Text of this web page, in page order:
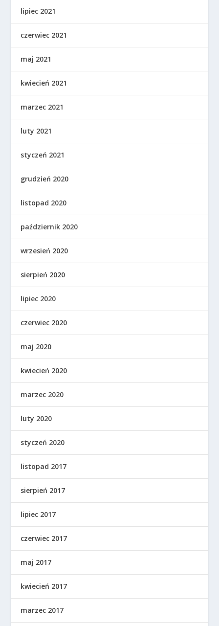
lipiec 2021
czerwiec 2021
maj 2021
kwiecień 2021
marzec 2021
luty 2021
styczeń 2021
grudzień 2020
listopad 2020
październik 2020
wrzesień 2020
sierpień 2020
lipiec 2020
czerwiec 2020
maj 2020
kwiecień 2020
marzec 2020
luty 2020
styczeń 2020
listopad 2017
sierpień 2017
lipiec 2017
czerwiec 2017
maj 2017
kwiecień 2017
marzec 2017